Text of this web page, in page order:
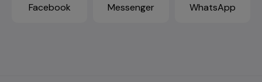
Facebook Messenger WhatsApp